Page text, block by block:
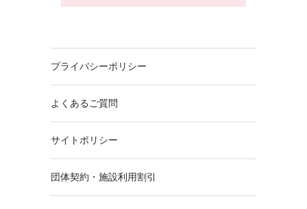
プライバシーポリシー
よくあるご質問
サイトポリシー
団体契約・施設利用割引